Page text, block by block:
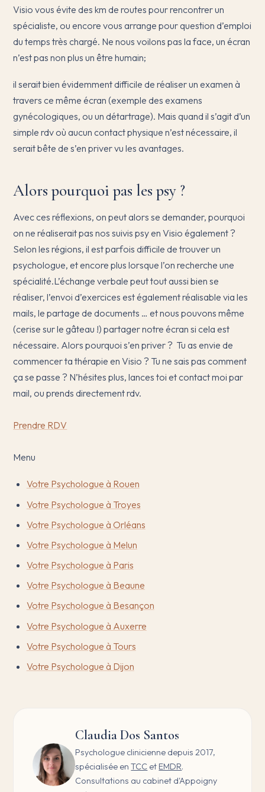
Visio vous évite des km de routes pour rencontrer un
spécialiste, ou encore vous arrange pour question d’emploi
du temps très chargé. Ne nous voilons pas la face, un écran
n’est pas non plus un être humain;
il serait bien évidemment difficile de réaliser un examen à
travers ce même écran (exemple des examens
gynécologiques, ou un détartrage). Mais quand il s’agit d’un
simple rdv où aucun contact physique n’est nécessaire, il
serait bête de s’en priver vu les avantages.
Alors pourquoi pas les psy ?
Avec ces réflexions, on peut alors se demander, pourquoi
on ne réaliserait pas nos suivis psy en Visio également ?
Selon les régions, il est parfois difficile de trouver un
psychologue, et encore plus lorsque l’on recherche une
spécialité.L’échange verbale peut tout aussi bien se
réaliser, l’envoi d’exercices est également réalisable via les
mails, le partage de documents … et nous pouvons même
(cerise sur le gâteau !) partager notre écran si cela est
nécessaire. Alors pourquoi s’en priver ? Tu as envie de
commencer ta thérapie en Visio ? Tu ne sais pas comment
ça se passe ? N’hésites plus, lances toi et contact moi par
mail, ou prends directement rdv.
Prendre RDV
Menu
Votre Psychologue à Rouen
Votre Psychologue à Troyes
Votre Psychologue à Orléans
Votre Psychologue à Melun
Votre Psychologue à Paris
Votre Psychologue à Beaune
Votre Psychologue à Besançon
Votre Psychologue à Auxerre
Votre Psychologue à Tours
Votre Psychologue à Dijon
Claudia Dos Santos
Psychologue clinicienne depuis 2017,
spécialisée enTCC et EMDR.
Consultations au cabinet d'Appoigny